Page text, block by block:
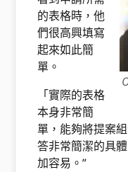
的表格時，他
們很高興填寫
起來如此簡
單。
「實際的表格
本身非常簡
單，能夠將提案
答非常簡潔的具
加容易。”